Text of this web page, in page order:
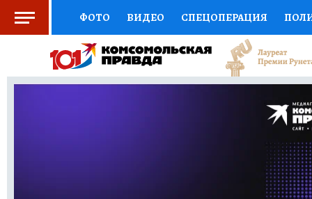
ФОТО ВИДЕО СПЕЦОПЕРАЦИЯ
СОЦПОДДЕРЖКА НАУКА СПОРТ
ВЫБОР ЭКСПЕРТОВ ДОКТОР
ПРОГНОЗЫ НА СПОРТ
НОВОЕ